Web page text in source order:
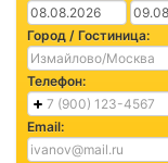
Город / Гостиница:
Телефон:
Email: